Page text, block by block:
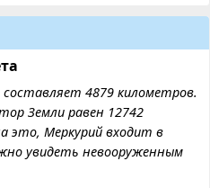
4879 километров.
Земли равен 12742
это, Меркурий входит в
увидеть невооруженным